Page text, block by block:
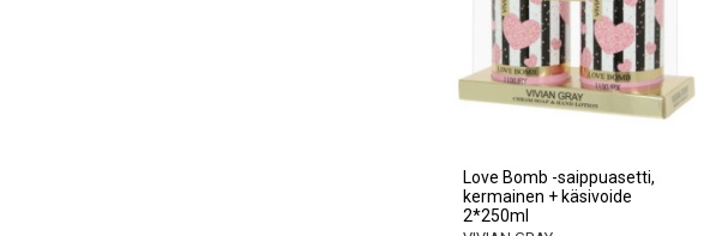
Love Bomb -saippuasetti,
kermainen + käsivoide
2*250ml